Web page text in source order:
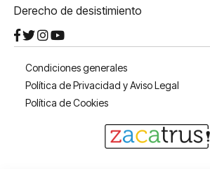
Derecho de desistimiento
Condiciones generales
Política de Privacidad y Aviso Legal
Política de Cookies